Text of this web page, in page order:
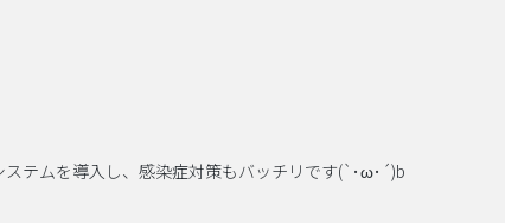
テムを導入し、感染症対策もバッチリです(`･ω･´)b